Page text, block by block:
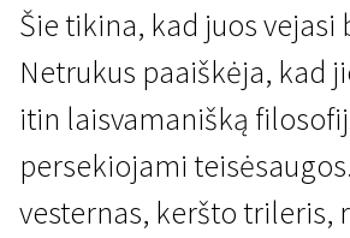
Naktinės būtybės
Fanės Laj gundymas
1 val. 52 min. | Drama, Trileris, Istorinis | N-18
Šie tikina, kad juos vejasi
Netrukus paaiškėja, kad
itin laisvamanišką
persekiojami
vesternas, keršto trileris,